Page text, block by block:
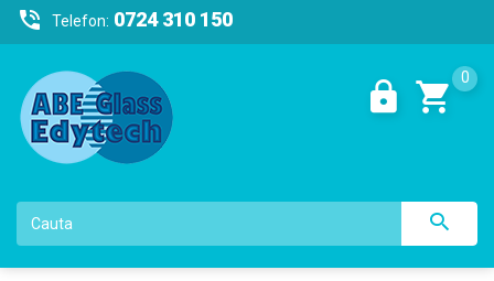
Telefon: 0724 310 150
0